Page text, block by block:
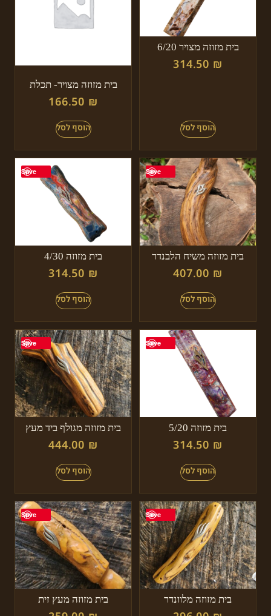
בית מזוזה מצויר 6/20
314.50 ₪
בית מזוזה מצויר- תכלת
166.50 ₪
Save
בית מזוזה משיח הלבנדר
407.00 ₪
Save
בית מזוזה 4/30
314.50 ₪
Save
בית מזוזה 5/20
314.50 ₪
Save
בית מזוזה מגולף ביד מעץ
444.00 ₪
Save
בית מזוזה מלוונדר
Save
בית מזוזה מעץ זית